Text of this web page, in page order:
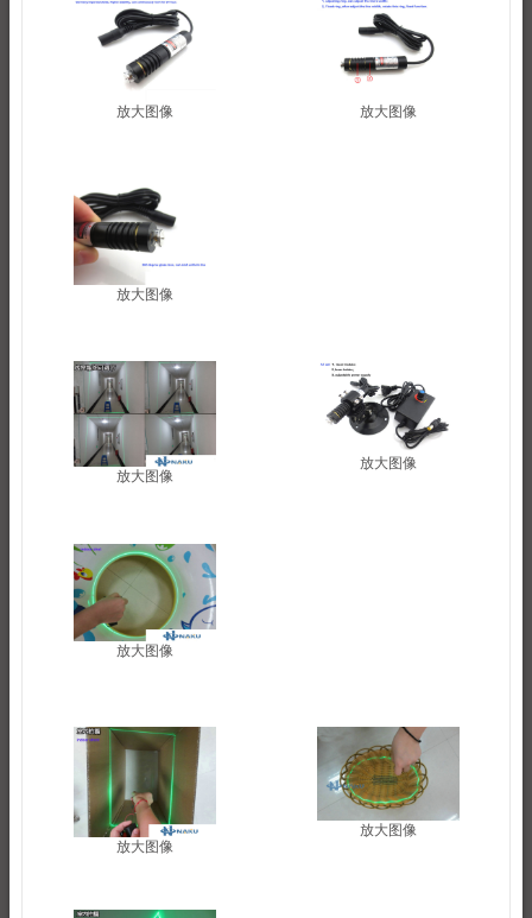
放大图像 放大图像
放大图像
放大图像
放大图像
放大图像
放大图像
放大图像